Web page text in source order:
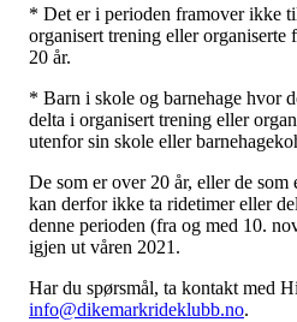
* Det er i perioden framover ikke
organisert trening eller
20 år.
* Barn i skole og barnehage hvor
delta i organisert trening eller
utenfor sin skole eller
De som er over 20 år, eller de
kan derfor ikke ta ridetimer eller
denne perioden (fra og med 10.
igjen ut våren 2021.
Har du spørsmål, ta kontakt med
info@dikemarkrideklubb.no.